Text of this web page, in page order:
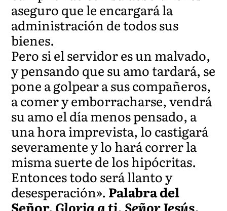
aseguro que le encargará la
administración de todos sus
bienes.
Pero si el servidor es un malvado,
y pensando que su amo tardará, se
pone a golpear a sus compañeros,
a comer y emborracharse, vendrá
su amo el día menos pensado, a
una hora imprevista, lo castigará
severamente y lo hará correr la
misma suerte de los hipócritas.
Entonces todo será llanto y
desesperación». Palabra del
Señor. Gloria a ti, Señor Jesús.